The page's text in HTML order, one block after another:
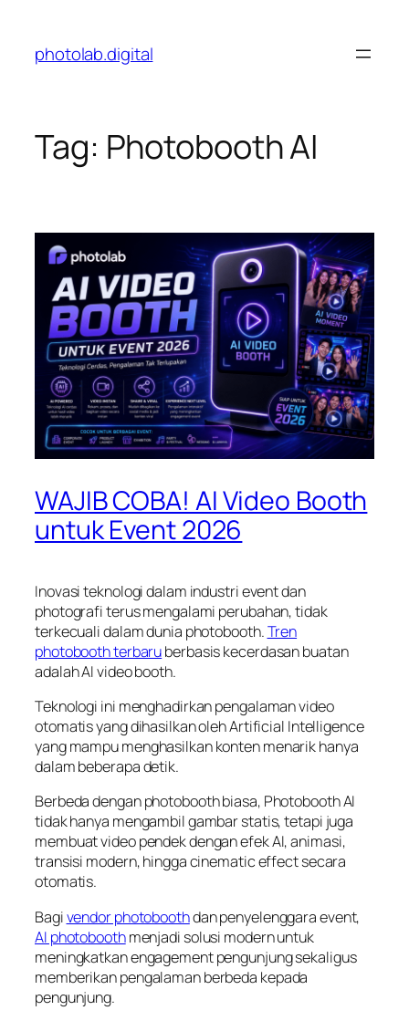
content
photolab.digital
Tag: Photobooth AI
WAJIB COBA! AI Video Booth
untuk Event 2026
Inovasi teknologi dalam industri event dan
photografi terus mengalami perubahan, tidak
terkecuali dalam dunia photobooth.Tren
photobooth terbaruberbasis kecerdasan buatan
adalah AI video booth.
Teknologi ini menghadirkan pengalaman video
otomatis yang dihasilkan oleh Artificial Intelligence
yang mampu menghasilkan konten menarik hanya
dalam beberapa detik.
Berbeda dengan photobooth biasa, Photobooth AI
tidak hanya mengambil gambar statis, tetapi juga
membuat video pendek dengan efek AI, animasi,
transisi modern, hingga cinematic effect secara
otomatis.
Bagivendor photoboothdan penyelenggara event,
AI photoboothmenjadi solusi modern untuk
meningkatkan engagement pengunjung sekaligus
memberikan pengalaman berbeda kepada
pengunjung.